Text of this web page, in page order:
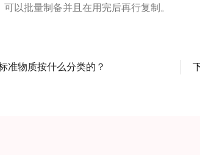
批量制备并且在用完后再行复制。
准物质按什么分类的？